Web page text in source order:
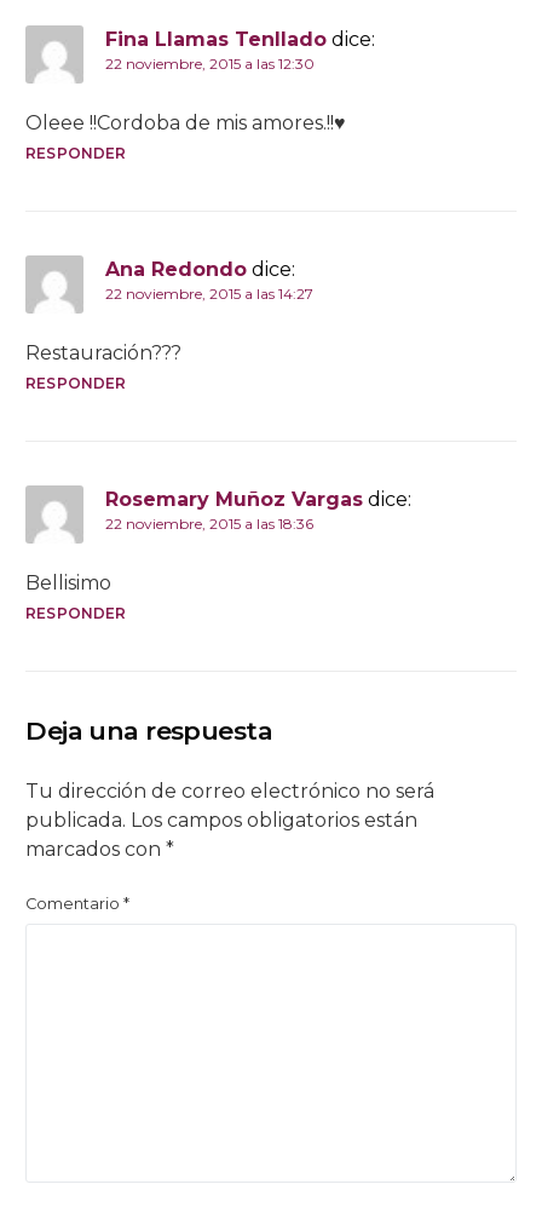
Fina Llamas Tenllado dice:
22 noviembre, 2015 a las 12:30
Oleee !!Cordoba de mis amores.!!♥
RESPONDER
Ana Redondo dice:
22 noviembre, 2015 a las 14:27
Restauración???
RESPONDER
Rosemary Muñoz Vargas dice:
22 noviembre, 2015 a las 18:36
Bellisimo
RESPONDER
Deja una respuesta
Tu dirección de correo electrónico no será
publicada. Los campos obligatorios están
marcados con*
Comentario*